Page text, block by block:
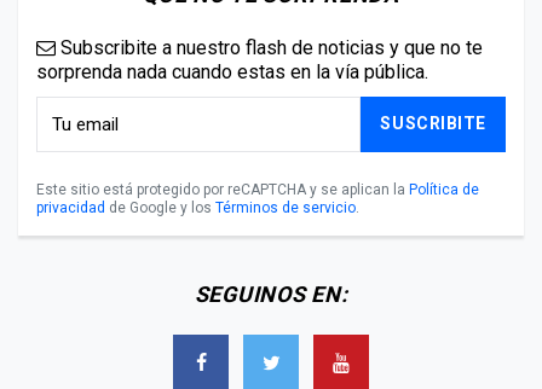
Subscribite a nuestro flash de noticias y que no te
sorprenda nada cuando estas en la vía pública.
SUSCRIBITE
Este sitio está protegido por reCAPTCHA y se aplican la Política de
privacidad de Google y los Términos de servicio.
SEGUINOS EN: